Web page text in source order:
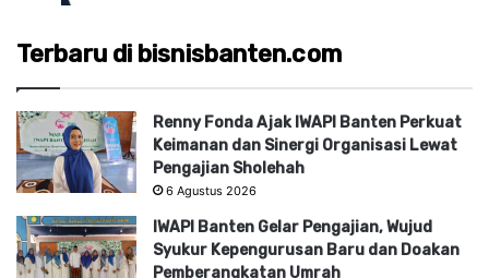
Terbaru di bisnisbanten.com
Renny Fonda Ajak IWAPI Banten Perkuat
Keimanan dan Sinergi Organisasi Lewat
Pengajian Sholehah
6 Agustus 2026
IWAPI Banten Gelar Pengajian, Wujud
Syukur Kepengurusan Baru dan Doakan
Pemberangkatan Umrah